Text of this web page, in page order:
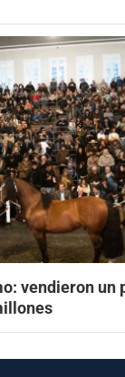
vendieron un